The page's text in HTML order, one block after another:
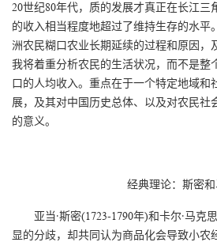
20世纪80年代，质的发展才真正在长江三
的收入相当程度地超过了维持生存的水平
洲农民糊口农业长期延续的过程和原因，
我将着重分析农民的生活状况，而不是整
口的人均收入。重点在于一个特定地域和
展，及其对中国历史总体、以及对农民社
的意义。
经典理论：斯密
亚当·斯密(1723-1790年)和卡尔·马克
显的分歧，却共同认为商品化会导致小农